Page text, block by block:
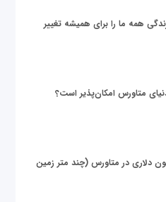
همه ما را برای همیشه تغییر
دنیای متاورس امکان‌پذیر است؟
4.3 میلیون دلاری در متاورس (چند متر زمین